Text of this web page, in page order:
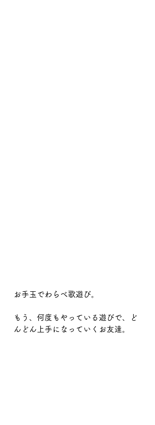
お手玉でわらべ歌遊び。
もう、何度もやっている遊びで、ど
んどん上手になっていくお友達。